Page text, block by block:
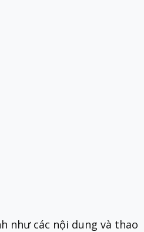
như các nội dung và thao